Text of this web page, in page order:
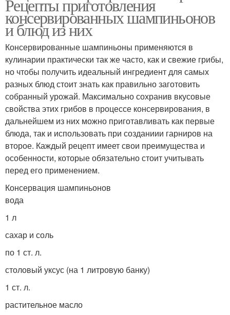
Рецепты приготовления
консервированных шампиньонов
и блюд из них
Консервированные шампиньоны применяются в
кулинарии практически так же часто, как и свежие грибы,
но чтобы получить идеальный ингредиент для самых
разных блюд стоит знать как правильно заготовить
собранный урожай. Максимально сохранив вкусовые
свойства этих грибов в процессе консервирования, в
дальнейшем из них можно приготавливать как первые
блюда, так и использовать при созданиии гарниров на
второе. Каждый рецепт имеет свои преимущества и
особенности, которые обязательно стоит учитывать
перед его применением.
Консервация шампиньонов
вода
1 л
сахар и соль
по 1 ст. л.
столовый уксус (на 1 литровую банку)
1 ст. л.
растительное масло